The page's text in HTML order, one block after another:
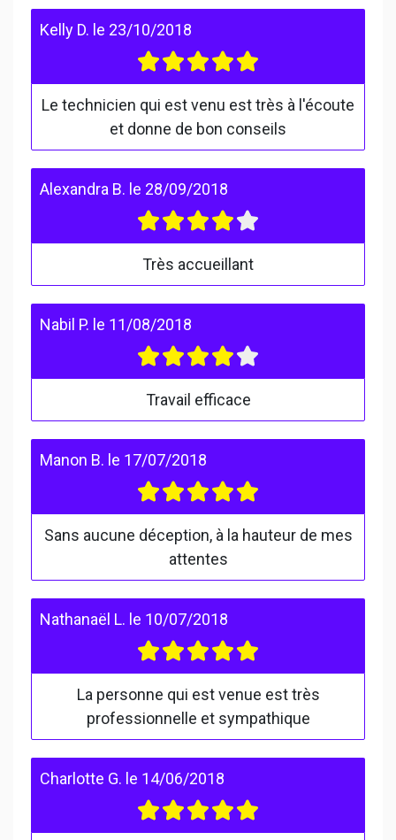
Kelly D. le 23/10/2018
Le technicien qui est venu est très à l'écoute
et donne de bon conseils
Alexandra B. le 28/09/2018
Très accueillant
Nabil P. le 11/08/2018
Travail efficace
Manon B. le 17/07/2018
Sans aucune déception, à la hauteur de mes
attentes
Nathanaël L. le 10/07/2018
La personne qui est venue est très
professionnelle et sympathique
Charlotte G. le 14/06/2018